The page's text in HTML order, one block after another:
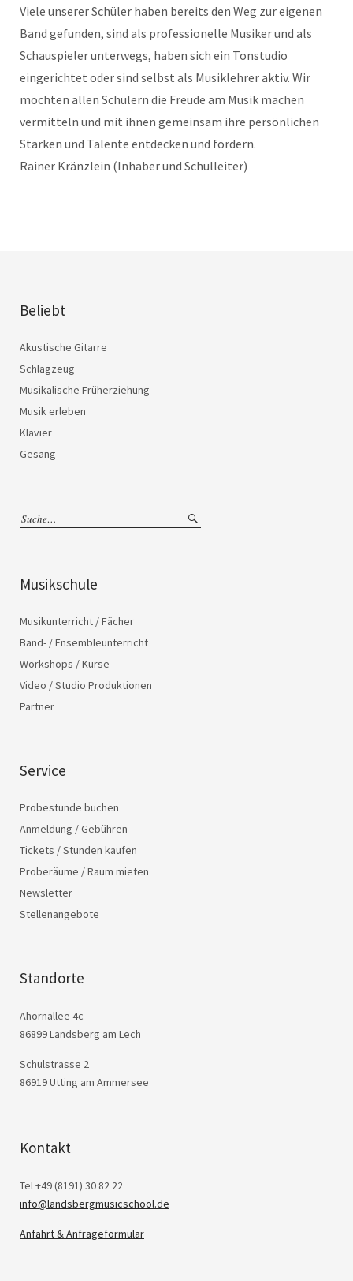
Viele unserer Schüler haben bereits den Weg zur eigenen
Band gefunden, sind als professionelle Musiker und als
Schauspieler unterwegs, haben sich ein Tonstudio
eingerichtet oder sind selbst als Musiklehrer aktiv. Wir
möchten allen Schülern die Freude am Musik machen
vermitteln und mit ihnen gemeinsam ihre persönlichen
Stärken und Talente entdecken und fördern.
Rainer Kränzlein (Inhaber und Schulleiter)
Beliebt
Akustische Gitarre
Schlagzeug
Musikalische Früherziehung
Musik erleben
Klavier
Gesang
Musikschule
Musikunterricht / Fächer
Band- / Ensembleunterricht
Workshops / Kurse
Video / Studio Produktionen
Partner
Service
Probestunde buchen
Anmeldung / Gebühren
Tickets / Stunden kaufen
Proberäume / Raum mieten
Newsletter
Stellenangebote
Standorte
Ahornallee 4c
86899 Landsberg am Lech
Schulstrasse 2
86919 Utting am Ammersee
Kontakt
Tel +49 (8191) 30 82 22
info@landsbergmusicschool.de
Anfahrt & Anfrageformular